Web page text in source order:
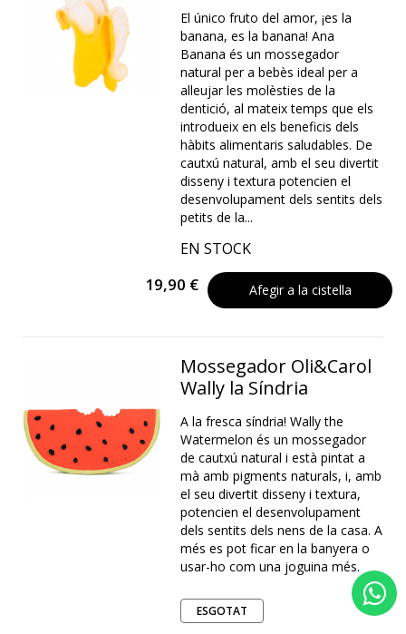
El único fruto del amor, ¡es la
banana, es la banana! Ana
Banana és un mossegador
natural per a bebès ideal per a
alleujar les molèsties de la
dentició, al mateix temps que els
introdueix en els beneficis dels
hàbits alimentaris saludables. De
cautxú natural, amb el seu divertit
disseny i textura potencien el
desenvolupament dels sentits dels
petits de la...
EN STOCK
19,90 € Afegir a la cistella
Mossegador Oli&Carol
Wally la Síndria
A la fresca síndria! Wally the
Watermelon és un mossegador
de cautxú natural i està pintat a
mà amb pigments naturals, i, amb
el seu divertit disseny i textura,
potencien el desenvolupament
dels sentits dels nens de la casa. A
més es pot ficar en la banyera o
usar-ho com una joguina més.
ESGOTAT